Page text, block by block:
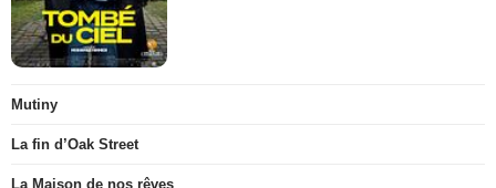
Mutiny
La fin d’Oak Street
La Maison de nos rêves